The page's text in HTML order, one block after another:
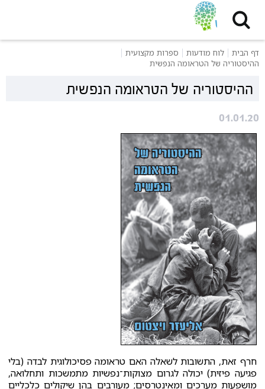
דף הבית לוח מודעות
ספרות מקצועית
ההיסטוריה של הטראומה הנפשית
ההיסטוריה של הטראומה הנפשית
01.01.20
חרף זאת, התשובות לשאלה האם טראומה פסיכולוגית לבדה (בלי
פגיעה פיזית) יכולה לגרום מצוקות־נפשיות מתמשכות ותחלואה,
מושפעות מערכים ומאינטרסים; מעורבים בהן שיקולים כלכליים